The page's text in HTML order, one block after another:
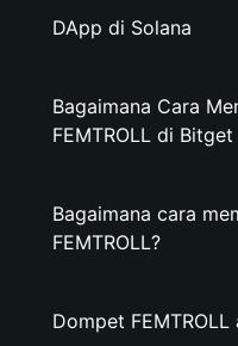
DApp di Solana
Bagaimana Cara
FEMTROLL di
Bagaimana cara
FEMTROLL?
Dompet